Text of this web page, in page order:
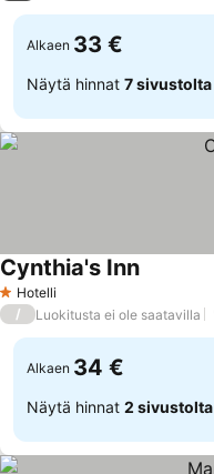
Alkaen 33 €
Näytä hinnat 7 sivustolta
1 Tähtiluokitus
Hotelli
Cynthia's Inn
/ Luokitusta ei ole saatavilla
Alkaen 34 €
Näytä hinnat 2 sivustolta